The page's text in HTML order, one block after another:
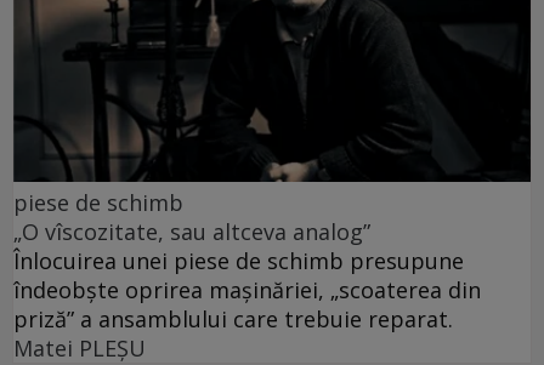
piese de schimb
„O vîscozitate, sau altceva analog”
Înlocuirea unei piese de schimb presupune
îndeobște oprirea mașinăriei, „scoaterea din
priză” a ansamblului care trebuie reparat.
Matei PLEŞU